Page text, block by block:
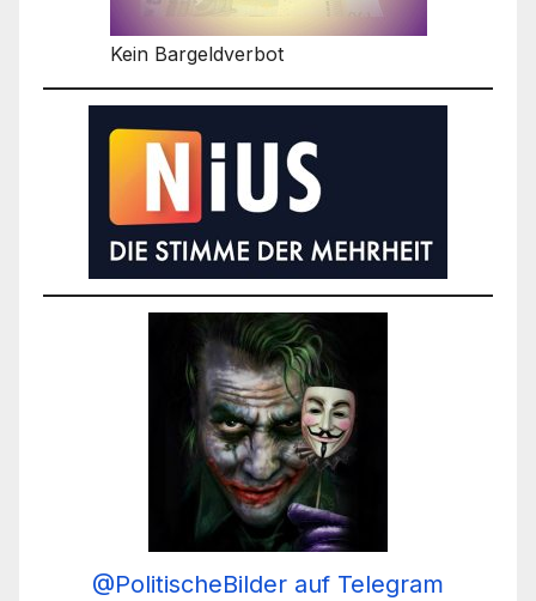
Kein Bargeldverbot
@PolitischeBilder auf Telegram